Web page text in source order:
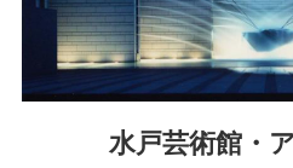
水戸芸術館・